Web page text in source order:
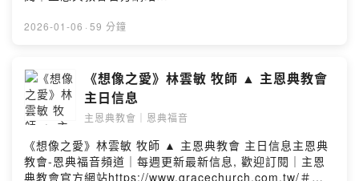
一起聚會喔#Powered by Firstory Hosting
2026-01-06 · 59 分鐘
《想像之愛》林雲敏 牧師 ▲ 主恩典教會
主日信息
主恩典教會｜恩典福音
《想像之愛》林雲敏 牧師 ▲ 主恩典教會 主日信息主恩典
教會-恩典福音頻道｜每週更新最新信息, 歡迎訂閱｜主恩
典教會官方網站https://www.gracechurch.com.tw/＃歡